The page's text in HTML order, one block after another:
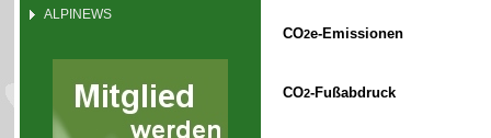
ALPINEWS
CO2e-Emissionen
CO2-Fußabdruck